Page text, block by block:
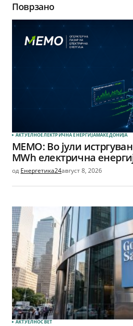
Поврзано
АКТУЕЛНОЕЛЕКТРИЧНА ЕНЕРГИЈАМАКЕДОНИЈА
МЕМО: Во јули
MWh електрична
од Енергетика24август 8, 2026
АКТУЕЛНОСВЕТ